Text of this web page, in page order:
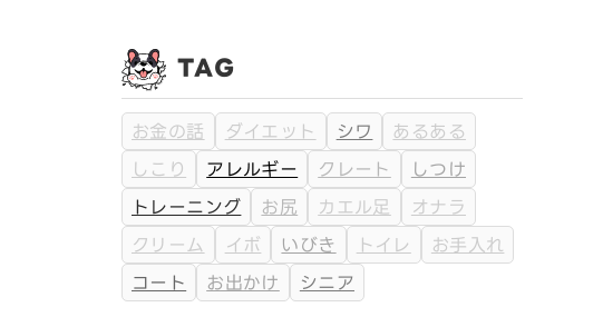
TAG
お金の話 ダイエット シワ
あるある
しこり
アレルギー クレート
しつけ
トレーニング
お尻 カエル足
オナラ
クリーム
イボ いびき トイレ
お手入れ
コート
お出かけ シニア